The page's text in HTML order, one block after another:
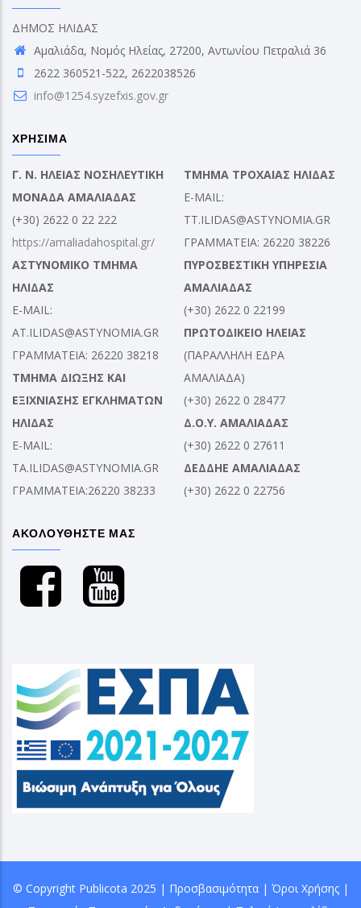
ΔΗΜΟΣ ΗΛΙΔΑΣ
Αμαλιάδα, Νομός Ηλείας, 27200, Αντωνίου Πετραλιά 36
2622 360521-522, 2622038526
info@1254.syzefxis.gov.gr
ΧΡΗΣΙΜΑ
Γ. Ν. ΗΛΕΙΑΣ ΝΟΣΗΛΕΥΤΙΚΗ
ΜΟΝΑΔΑ ΑΜΑΛΙΑΔΑΣ
(+30) 2622 0 22 222
https://amaliadahospital.gr/
ΑΣΤΥΝΟΜΙΚΟ ΤΜΗΜΑ
ΗΛΙΔΑΣ
E-MAIL:
AT.ILIDAS@ASTYNOMIA.GR
ΓΡΑΜΜΑΤΕΙΑ: 26220 38218
ΤΜΗΜΑ ΔΙΩΞΗΣ ΚΑΙ
ΕΞΙΧΝΙΑΣΗΣ ΕΓΚΛΗΜΑΤΩΝ
ΗΛΙΔΑΣ
E-MAIL:
TA.ILIDAS@ASTYNOMIA.GR
ΓΡΑΜΜΑΤΕΙΑ:26220 38233
ΤΜΗΜΑ ΤΡΟΧΑΙΑΣ ΗΛΙΔΑΣ
E-MAIL:
TT.ILIDAS@ASTYNOMIA.GR
ΓΡΑΜΜΑΤΕΙΑ: 26220 38226
ΠΥΡΟΣΒΕΣΤΙΚΗ ΥΠΗΡΕΣΙΑ
ΑΜΑΛΙΑΔΑΣ
(+30) 2622 0 22199
ΠΡΩΤΟΔΙΚΕΙΟ ΗΛΕΙΑΣ
(ΠΑΡΑΛΛΗΛΗ ΕΔΡΑ
ΑΜΑΛΙΑΔΑ)
(+30) 2622 0 28477
Δ.Ο.Υ. ΑΜΑΛΙΑΔΑΣ
(+30) 2622 0 27611
ΔΕΔΔΗΕ ΑΜΑΛΙΑΔΑΣ
(+30) 2622 0 22756
ΑΚΟΛΟΥΘΗΣΤΕ ΜΑΣ
© Copyright Publicota 2025 | Προσβασιμότητα| Όροι Χρήσης|